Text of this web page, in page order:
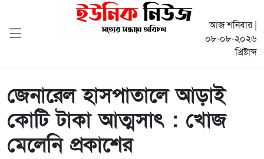
আজ শনিবার |
০৮-০৮-২০২৬
খ্রিষ্টাব্দ
জেনারেল হাসপাতালে আড়াই
কোটি টাকা আত্মসাৎ : খোজ
মেলেনি প্রকাশের